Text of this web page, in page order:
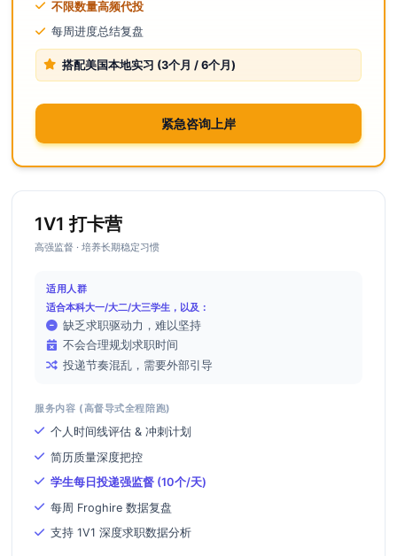
不限数量高频代投
每周进度总结复盘
搭配美国本地实习 (3个月 / 6个月)
紧急咨询上岸
1V1 打卡营
高强监督 · 培养长期稳定习惯
适用人群
适合本科大一/大二/大三学生，以及：
缺乏求职驱动力，难以坚持
不会合理规划求职时间
投递节奏混乱，需要外部引导
服务内容 (高督导式全程陪跑)
个人时间线评估 & 冲刺计划
简历质量深度把控
学生每日投递强监督 (10个/天)
每周 Froghire 数据复盘
支持 1V1 深度求职数据分析